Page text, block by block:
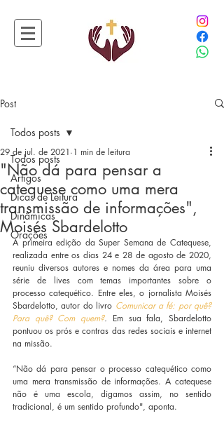
Post
Todos posts
Artigos
Dicas de Leitura
Dinâmicas
Orações
Todos posts
"Não dá para pensar a
catequese como uma mera
transmissão de informações",
Moisés Sbardelotto
29 de jul. de 2021 1 min de leitura
A primeira edição da Super Semana de Catequese,
realizada entre os dias 24 e 28 de agosto de 2020,
reuniu diversos autores e nomes da área para uma
série de lives com temas importantes sobre o
processo catequético. Entre eles, o jornalista Moisés
Sbardelotto, autor do livro Comunicar a fé: por quê?
Para quê? Com quem?. Em sua fala, Sbardelotto
pontuou os prós e contras das redes sociais e internet
na missão.
“Não dá para pensar o processo catequético como
uma mera transmissão de informações. A catequese
não é uma escola, digamos assim, no sentido
tradicional, é um sentido profundo", aponta.